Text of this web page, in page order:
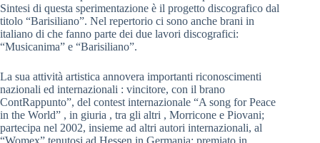
Sintesi di questa sperimentazione è il progetto discografico dal
titolo “Barisiliano”. Nel repertorio ci sono anche brani in
italiano di che fanno parte dei due lavori discografici:
“Musicanima” e “Barisiliano”.
La sua attività artistica annovera importanti riconoscimenti
nazionali ed internazionali : vincitore, con il brano
ContRappunto”, del contest internazionale “A song for Peace
in the World” , in giuria , tra gli altri , Morricone e Piovani;
partecipa nel 2002, insieme ad altri autori internazionali, al